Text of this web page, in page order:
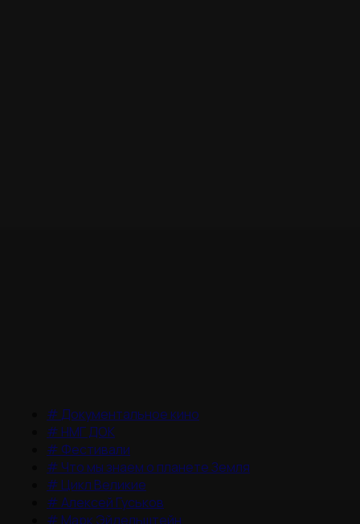
# Документальное кино
# НМГ ДОК
# Фестивали
# Что мы знаем о планете Земля
# Цикл Великие
#Алексей Гуськов
# Марк Эйдельштейн